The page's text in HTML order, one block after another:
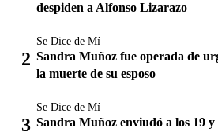
despiden a Alfonso Lizarazo
Se Dice de Mí
Sandra Muñoz fue operada de
la muerte de su esposo
Se Dice de Mí
Sandra Muñoz enviudó a los 19 y